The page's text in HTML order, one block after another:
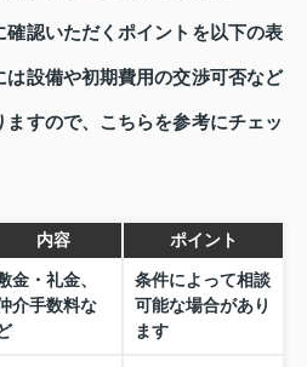
確認いただくポイントを以下の表
は設備や初期費用の交渉可否など
すので、こちらを参考にチェッ
内容 ポイント
金・礼金、
介手数料な
条件によって相談
可能な場合があり
ます